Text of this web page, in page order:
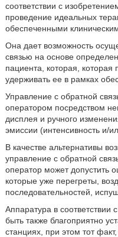
соответствии с
проведение идеальных
обеспеченными
Она дает возможность
связью на основе
пациента, которая, которая
удерживать ее в рамках
Управление с обратной
оператором посредством
дисплея и ручного
эмиссии (интенсивность и/
В качестве альтернативы
управление с обратной
оператор может допустить
которые уже перегреты,
последовательностей,
Аппаратура в
быть также благоприятно
станциях, при этом тот